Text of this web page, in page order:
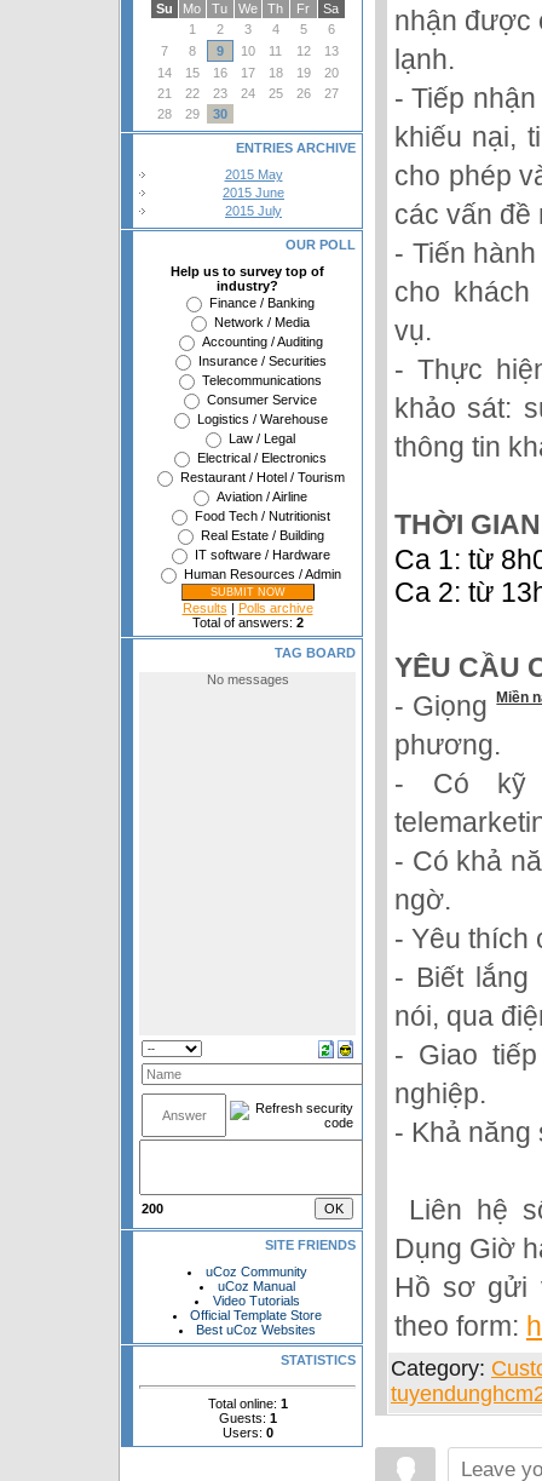
Su
Mo Tu We Th Fr
Sa
1
2 3 4 5
6
7
8 9 10 11 12
13
14
15 16 17 18 19
20
21
22 23 24 25 26
27
28
29 30
ENTRIES ARCHIVE
2015 May
2015 June
2015 July
OUR POLL
Help us to survey top of
industry?
Finance / Banking
Network / Media
Accounting / Auditing
Insurance / Securities
Telecommunications
Consumer Service
Logistics / Warehouse
Law / Legal
Electrical / Electronics
Restaurant / Hotel / Tourism
Aviation / Airline
Food Tech / Nutritionist
Real Estate / Building
IT software / Hardware
Human Resources / Admin
Results | Polls archive
Total of answers: 2
TAG BOARD
200
SITE FRIENDS
uCoz Community
uCoz Manual
Video Tutorials
Official Template Store
Best uCoz Websites
STATISTICS
Total online: 1
Guests: 1
Users: 0
nhận được
lạnh.
- Tiếp
khiếu nại,
cho phép
các vấn đề
- Tiến
cho khách
vụ.
- Thực
khảo sát:
thông tin
THỜI
Ca 1: từ
Ca 2: từ
YÊU CẦU
- GiọngMiền
phương.
- Có kỹ
- Có khả
ngờ.
- Yêu thích
- Biết lắng
nói, qua
- Giao
nghiệp.
- Khả năng
Liên hệ
Dụng Giờ
Hồ sơ gửi
theo form:
Category: